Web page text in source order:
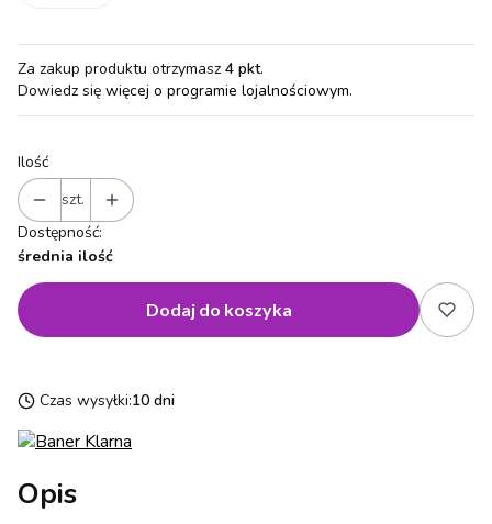
Za zakup produktu otrzymasz 4 pkt.
Dowiedz się więcej o programie lojalnościowym.
Ilość
szt.
Dostępność:
średnia ilość
Dodaj do koszyka
Czas wysyłki:10 dni
Opis